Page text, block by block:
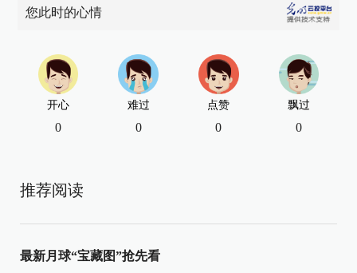
您此时的心情
开心
0
难过
0
点赞
0
飘过
0
推荐阅读
最新月球“宝藏图”抢先看